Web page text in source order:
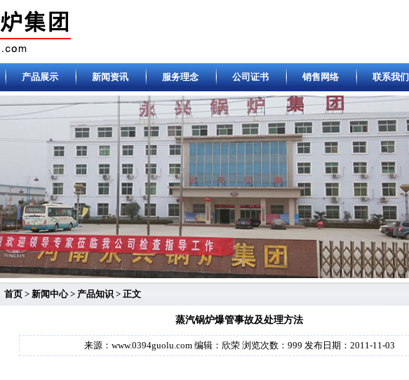
产品展示 新闻资讯 服务理念 公司证书 销售网络 联系我们
首页 > 新闻中心> 产品知识 > 正文
蒸汽锅炉爆管事故及处理方法
来源： www.0394guolu.com编辑： 欣荣浏览次数： 999 发布日期：2011-11-03